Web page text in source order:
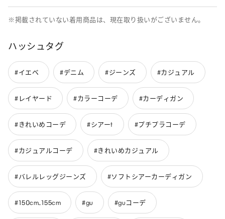
※掲載されていない着用商品は、現在取り扱いがございません。
ハッシュタグ
#イエベ #デニム #ジーンズ #カジュアル
#レイヤード #カラーコーデ #カーディガン
#きれいめコーデ #シアーt #プチプラコーデ
#カジュアルコーデ #きれいめカジュアル
#バレルレッグジーンズ #ソフトシアーカーディガン
#150cm_155cm #gu #guコーデ